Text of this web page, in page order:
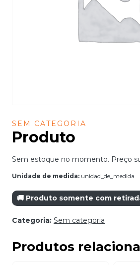
SEM CATEGORIA
Produto
Sem estoque no momento. Preço
Unidade de medida: unidad_de_medida
🚚 Produto somente com
Categoria: Sem categoria
Produtos